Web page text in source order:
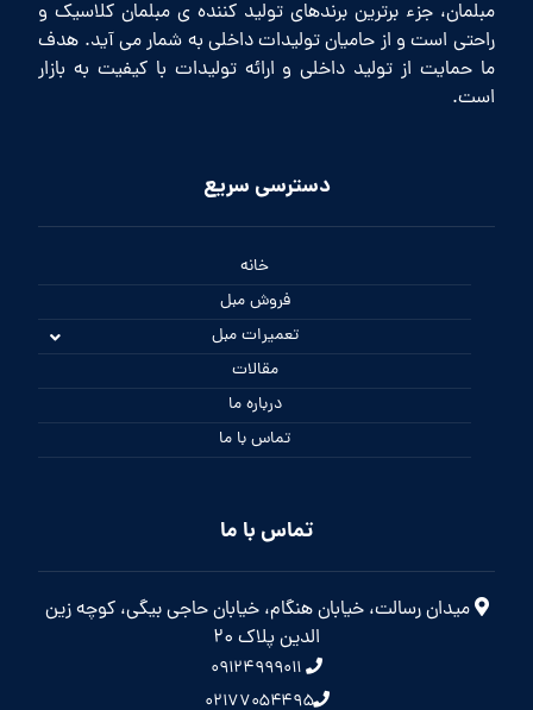
مبلمان، جزء برترین برندهای تولید کننده ی مبلمان کلاسیک و
راحتی است و از حامیان تولیدات داخلی به شمار می آید. هدف
ما حمایت از تولید داخلی و ارائه تولیدات با کیفیت به بازار
است.
دسترسی سریع
خانه
فروش مبل
تعمیرات مبل
مقالات
درباره ما
تماس با ما
تماس با ما
میدان رسالت، خیابان هنگام، خیابان حاجی بیگی، کوچه زین
الدین پلاک 20
۰۲۱۷۷۰۵۴۴۹۵